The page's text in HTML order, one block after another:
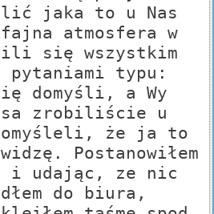
jaka to u Nas
atmosfera w
się wszystkim
pytaniami typu:
domyśli, a Wy
zrobiliście u
że ja to
Postanowiłem
i udając, ze nic
do biura,